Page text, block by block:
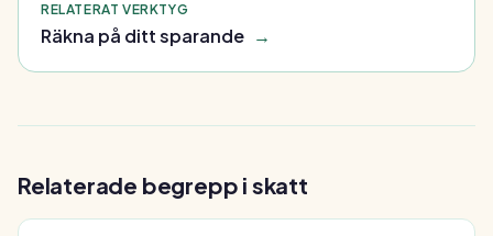
RELATERAT VERKTYG
Räkna på ditt sparande →
Relaterade begrepp i skatt